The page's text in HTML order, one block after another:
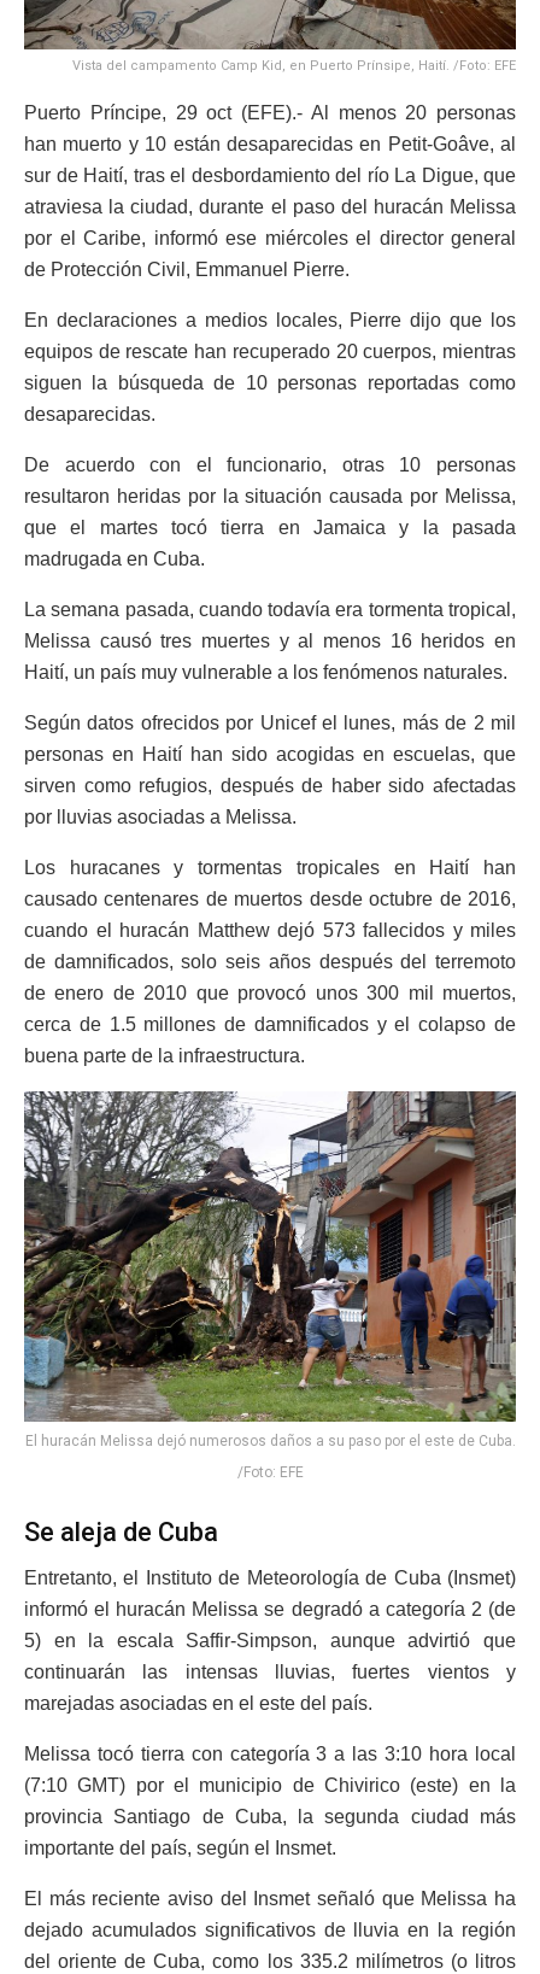
Vista del campamento Camp Kid, en Puerto Prínsipe, Haití. /Foto: EFE
Puerto Príncipe, 29 oct (EFE).- Al menos 20 personas
han muerto y 10 están desaparecidas en Petit-Goâve, al
sur de Haití, tras el desbordamiento del río La Digue, que
atraviesa la ciudad, durante el paso del huracán Melissa
por el Caribe, informó ese miércoles el director general
de Protección Civil, Emmanuel Pierre.
En declaraciones a medios locales, Pierre dijo que los
equipos de rescate han recuperado 20 cuerpos, mientras
siguen la búsqueda de 10 personas reportadas como
desaparecidas.
De acuerdo con el funcionario, otras 10 personas
resultaron heridas por la situación causada por Melissa,
que el martes tocó tierra en Jamaica y la pasada
madrugada en Cuba.
La semana pasada, cuando todavía era tormenta tropical,
Melissa causó tres muertes y al menos 16 heridos en
Haití, un país muy vulnerable a los fenómenos naturales.
Según datos ofrecidos por Unicef el lunes, más de 2 mil
personas en Haití han sido acogidas en escuelas, que
sirven como refugios, después de haber sido afectadas
por lluvias asociadas a Melissa.
Los huracanes y tormentas tropicales en Haití han
causado centenares de muertos desde octubre de 2016,
cuando el huracán Matthew dejó 573 fallecidos y miles
de damnificados, solo seis años después del terremoto
de enero de 2010 que provocó unos 300 mil muertos,
cerca de 1.5 millones de damnificados y el colapso de
buena parte de la infraestructura.
El huracán Melissa dejó numerosos daños a su paso por el este de Cuba.
/Foto: EFE
Se aleja de Cuba
Entretanto, el Instituto de Meteorología de Cuba (Insmet)
informó el huracán Melissa se degradó a categoría 2 (de
5) en la escala Saffir-Simpson, aunque advirtió que
continuarán las intensas lluvias, fuertes vientos y
marejadas asociadas en el este del país.
Melissa tocó tierra con categoría 3 a las 3:10 hora local
(7:10 GMT) por el municipio de Chivirico (este) en la
provincia Santiago de Cuba, la segunda ciudad más
importante del país, según el Insmet.
El más reciente aviso del Insmet señaló que Melissa ha
dejado acumulados significativos de lluvia en la región
del oriente de Cuba, como los 335.2 milímetros (o litros